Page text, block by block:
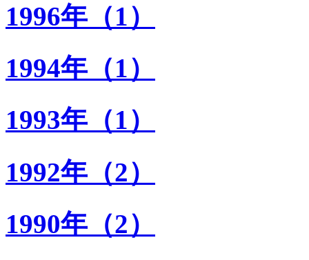
1996年（1）
1994年（1）
1993年（1）
1992年（2）
1990年（2）